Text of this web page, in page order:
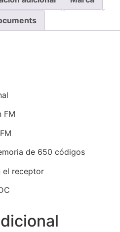
FM
de 650 códigos
el receptor